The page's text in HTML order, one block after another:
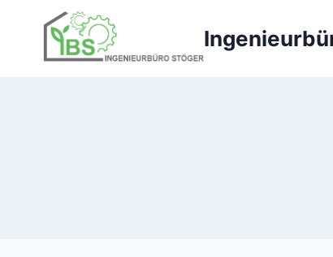
springen